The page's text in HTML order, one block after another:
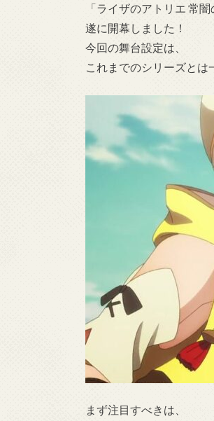
「ライザのアトリエ 常
遂に開幕しました！
今回の舞台設定は、
これまでのシリーズとは
まず注目すべきは、